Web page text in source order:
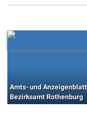
Amts- und
Bezirksamt Rothenburg